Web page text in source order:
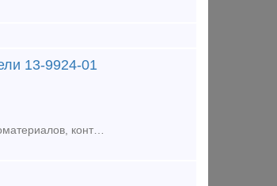
13-9924-01
ООО "ЕРК Логистика" предлагает к поставке новую вагон-платформу, для перевозки лесоматериалов, контейнеров и труб большого диаметра. Модель: 13-9924-01 Грузоподъемность -68,5 т